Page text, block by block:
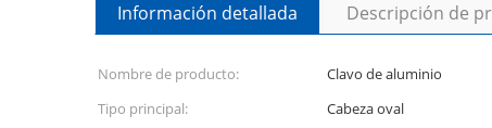
Información detallada Descripción de
Nombre de producto: Clavo de aluminio
Tipo principal:
Cabeza oval